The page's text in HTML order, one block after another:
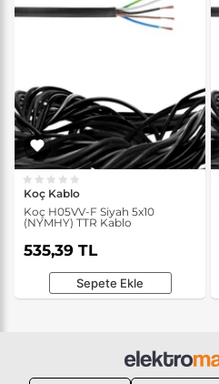
Koç Kablo
Koç H05VV-F Siyah 5x10
(NYMHY) TTR Kablo
535,39 TL
Sepete Ekle